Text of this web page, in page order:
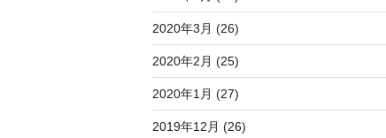
2020年3月 (26)
2020年2月 (25)
2020年1月 (27)
2019年12月 (26)